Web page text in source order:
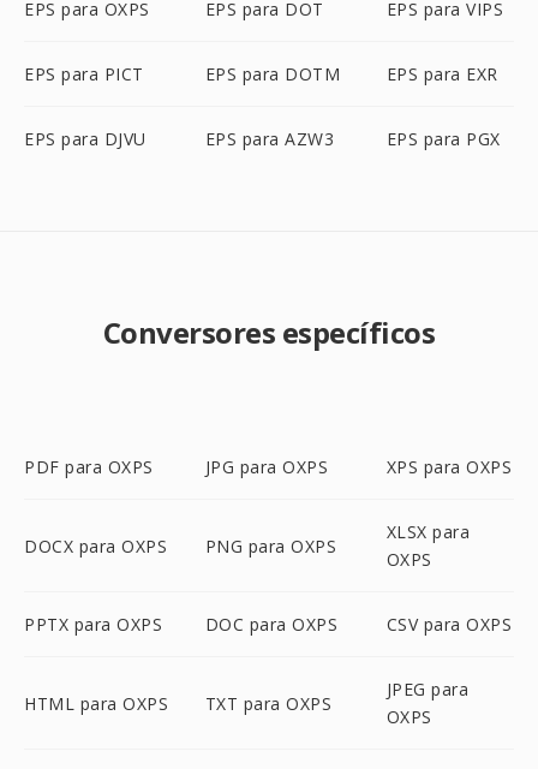
EPS para OXPS EPS para DOT EPS para VIPS
EPS para PICT EPS para DOTM EPS para EXR
EPS para DJVU EPS para AZW3 EPS para PGX
Conversores específicos
PDF para OXPS JPG para OXPS XPS para OXPS
DOCX para OXPS PNG para OXPS
XLSX para
OXPS
PPTX para OXPS DOC para OXPS CSV para OXPS
HTML para OXPS TXT para OXPS
JPEG para
OXPS